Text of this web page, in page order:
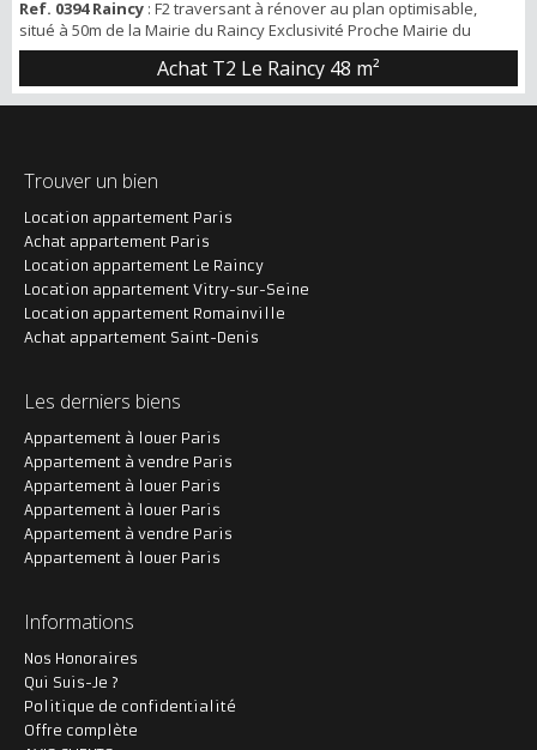
Ref. 0394 Raincy : F2 traversant à rénover au plan optimisable,
situé à 50m de la Mairie du Raincy Exclusivité Proche Mairie du
Raincy – Plan optimisable – Traversant – Bel espace de vie – À
rénover. Brew's, vous présente en exclusivité ce grand F2 situé en
plein centre-ville du Raincy, à 50m de la Mairie. Quartier donc
Achat T2 Le Raincy 48 m²
Trouver un bien
Location appartement Paris
Achat appartement Paris
Location appartement Le Raincy
Location appartement Vitry-sur-Seine
Location appartement Romainville
Achat appartement Saint-Denis
Les derniers biens
Appartement à louer Paris
Appartement à vendre Paris
Appartement à louer Paris
Appartement à louer Paris
Appartement à vendre Paris
Appartement à louer Paris
Informations
Nos Honoraires
Qui Suis-Je ?
Politique de confidentialité
Offre complète